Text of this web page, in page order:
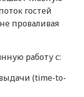
гостей
проваливая
работу с:
(time-to-